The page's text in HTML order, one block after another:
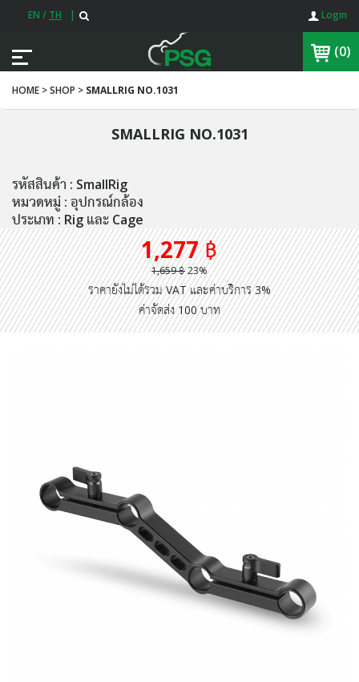
EN / TH | Login
(0)
HOME > SHOP > SMALLRIG NO.1031
SMALLRIG NO.1031
รหัสสินค้า : SmallRig
หมวดหมู่ : อุปกรณ์กล้อง
ประเภท : Rig และ Cage
1,277 ฿
1,659 ฿23%
ราคายังไม่ได้รวม VAT และค่าบริการ 3%
ค่าจัดส่ง 100 บาท